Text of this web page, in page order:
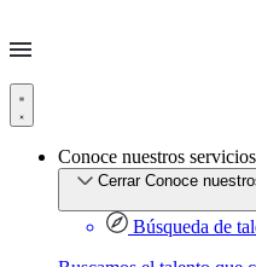
Conoce nuestros servicios
Cerrar Conoce
Búsqueda de